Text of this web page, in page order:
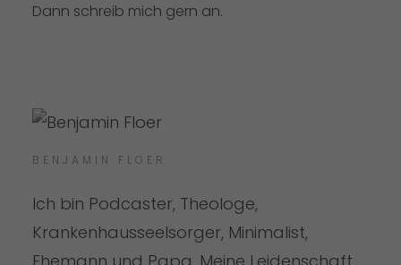
Dann schreib mich gern an.
BENJAMIN FLOER
Ich bin Podcaster, Theologe,
Krankenhausseelsorger, Minimalist,